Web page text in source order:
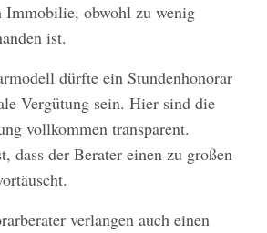
Immobilie, obwohl zu wenig
ist.
dürfte ein Stundenhonorar
Vergütung sein. Hier sind die
vollkommen transparent.
dass der Berater einen zu großen
verlangen auch einen